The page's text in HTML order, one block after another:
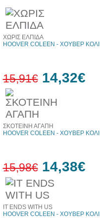
ΧΩΡΙΣ ΕΛΠΙΔΑ
HOOVER COLEEN - ΧΟΥΒΕΡ
15,91€ 14,32€
ΣΚΟΤΕΙΝΗ ΑΓΑΠΗ
HOOVER COLEEN - ΧΟΥΒΕΡ
15,98€ 14,38€
IT ENDS WITH US
HOOVER COLEEN - ΧΟΥΒΕΡ